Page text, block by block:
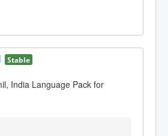
Stable
India Language Pack for